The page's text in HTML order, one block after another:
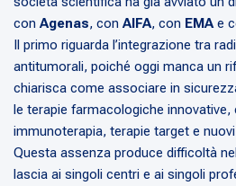
con Agenas, con AIFA, con EMAe
Il primo riguarda l’integrazione tra
antitumorali, poiché oggi manca un
chiarisca come associare in
le terapie farmacologiche innovative,
immunoterapia, terapie target e
Questa assenza produce difficoltà
lascia ai singoli centri e ai singoli